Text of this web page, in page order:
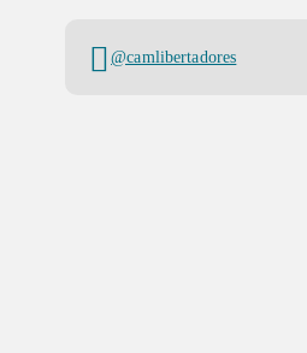
@camlibertadores